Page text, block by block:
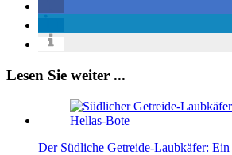
Lesen Sie weiter ...
Der Südliche Getreide-Laubkäfer: